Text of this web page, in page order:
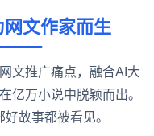
网文作家而生
文推广痛点，融合AI大
亿万小说中脱颖而出。
故事都被看见。